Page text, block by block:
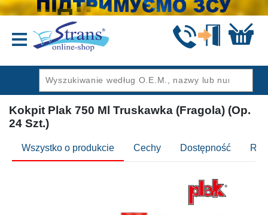
Kokpit Plak 750 Ml Truskawka (Fragola) (Op.
24 Szt.)
Wszystko o produkcie Cechy Dostępność